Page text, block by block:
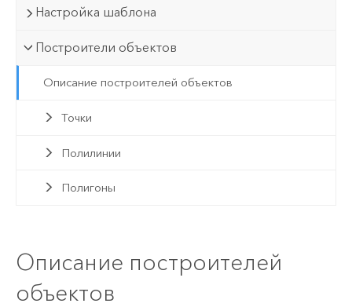
Настройка шаблона
Построители объектов
Описание построителей объектов
Точки
Полилинии
Полигоны
Описание построителей
объектов